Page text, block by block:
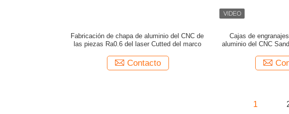
Fabricación de chapa de aluminio del CNC de
las piezas Ra0.6 del laser Cutted del marco
Contacto
Cajas de
aluminio del CNC
1